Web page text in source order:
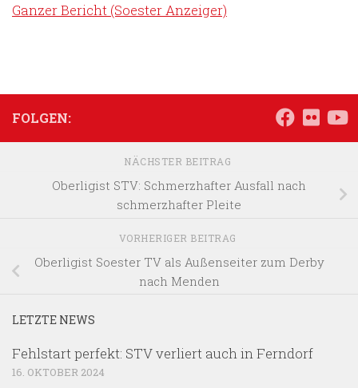
Ganzer Bericht (Soester Anzeiger)
FOLGEN:
NÄCHSTER BEITRAG
Oberligist STV: Schmerzhafter Ausfall nach
schmerzhafter Pleite
VORHERIGER BEITRAG
Oberligist Soester TV als Außenseiter zum Derby
nach Menden
LETZTE NEWS
Fehlstart perfekt: STV verliert auch in Ferndorf
16. OKTOBER 2024